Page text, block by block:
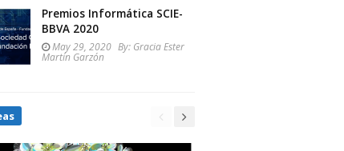
Premios Informática SCIE-
BBVA 2020
May 29, 2020 By: Gracia Ester
Martín Garzón